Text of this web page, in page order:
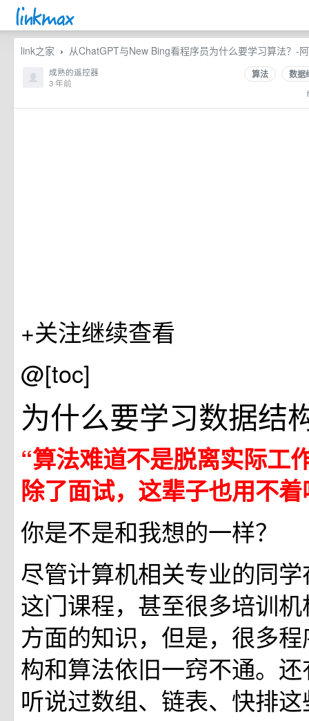
link之家 › 从ChatGPT与New Bing看程序员为什么要学习算法？-
算法 数据
成熟的遥控器
3 年前
+关注继续查看
@[toc]
为什么要学习数据结
“算法难道不是脱离实际工
除了面试，这辈子也用不着
你是不是和我想的一样？
尽管计算机相关专业的同
这门课程，甚至很多培训
方面的知识，但是，很多
构和算法依旧一窍不通。
听说过数组、链表、快排